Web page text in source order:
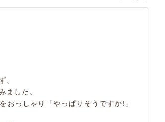
、
した。
おっしゃり「やっぱりそうですか!」